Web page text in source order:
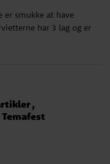
er smukke at have
har 3 lag og er
Temafest